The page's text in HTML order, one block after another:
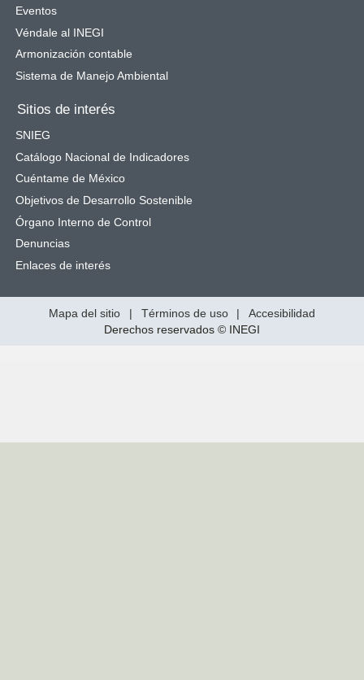
Eventos
Véndale al INEGI
Armonización contable
Sistema de Manejo Ambiental
Sitios de interés
SNIEG
Catálogo Nacional de Indicadores
Cuéntame de México
Objetivos de Desarrollo Sostenible
Órgano Interno de Control
Denuncias
Enlaces de interés
Mapa del sitio | Términos de uso |
Accesibilidad
Derechos reservados © INEGI